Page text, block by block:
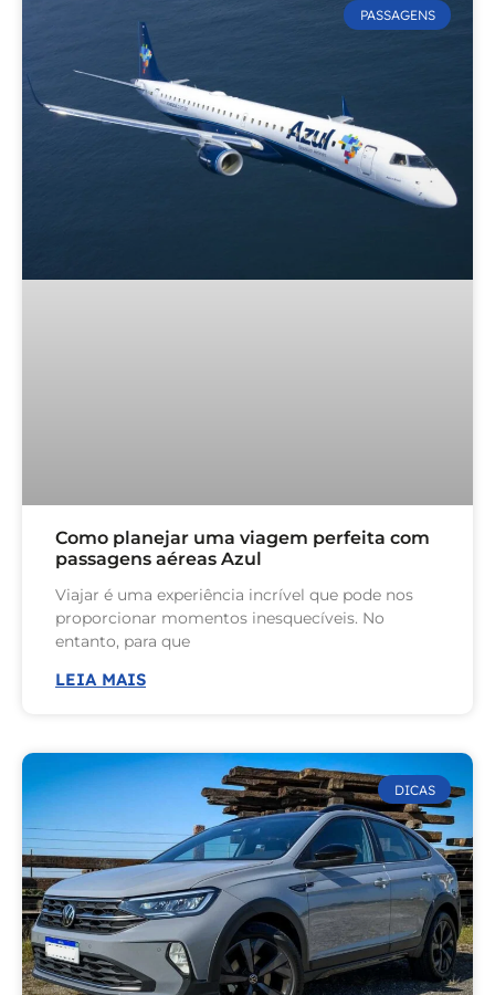
PASSAGENS
Como planejar uma viagem perfeita com
passagens aéreas Azul
Viajar é uma experiência incrível que pode nos
proporcionar momentos inesquecíveis. No
entanto, para que
LEIA MAIS
DICAS